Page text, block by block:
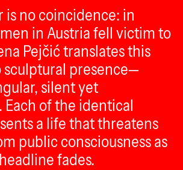
is no coincidence: in
in Austria fell victim to
Pejčić translates this
sculptural presence—
silent yet
of the identical
a life that threatens
public consciousness as
fades.